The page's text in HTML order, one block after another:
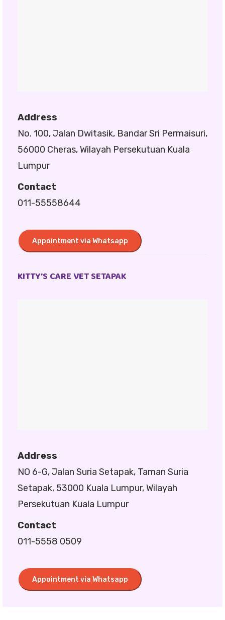
Address
No. 100, Jalan Dwitasik, Bandar Sri Permaisuri,
56000 Cheras, Wilayah Persekutuan Kuala
Lumpur
Contact
011-55558644
Appointment via Whatsapp
KITTY’S CARE VET SETAPAK
Address
NO 6-G, Jalan Suria Setapak, Taman Suria
Setapak, 53000 Kuala Lumpur, Wilayah
Persekutuan Kuala Lumpur
Contact
011-5558 0509
Appointment via Whatsapp